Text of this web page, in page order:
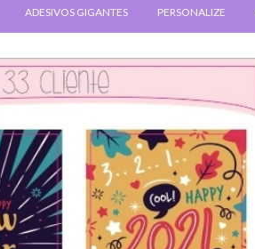
ADESIVOS GIGANTES PERSONALIZE